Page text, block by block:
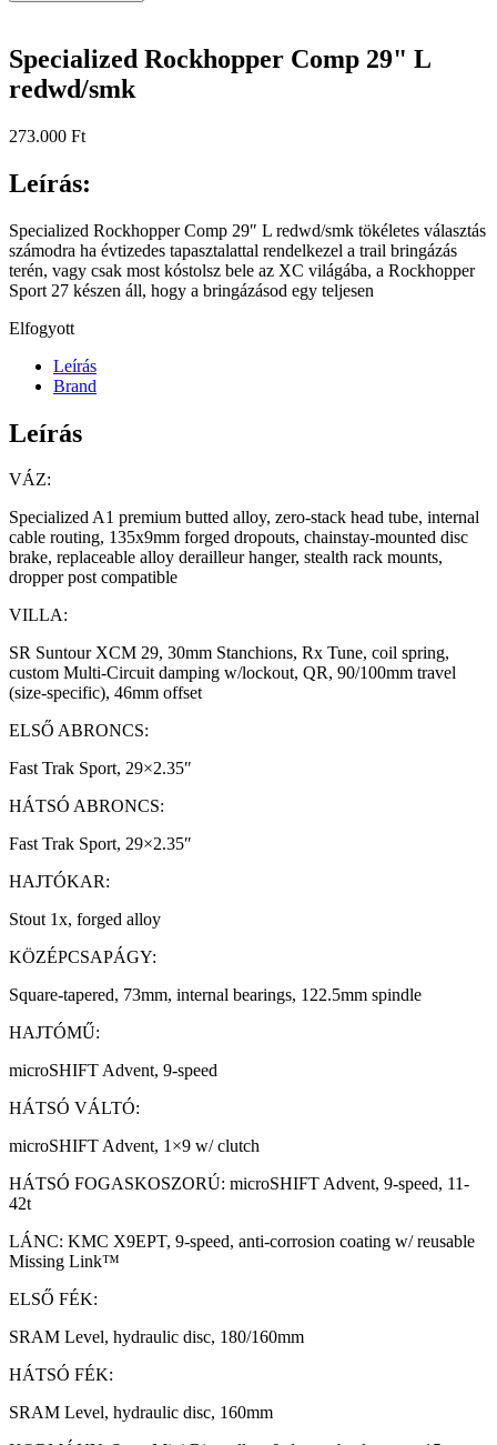
Specialized Rockhopper Comp 29" L
redwd/smk
273.000 Ft
Leírás:
Specialized Rockhopper Comp 29″ L redwd/smk tökéletes választás
számodra ha évtizedes tapasztalattal rendelkezel a trail bringázás
terén, vagy csak most kóstolsz bele az XC világába, a Rockhopper
Sport 27 készen áll, hogy a bringázásod egy teljesen
Elfogyott
Leírás
Brand
Leírás
VÁZ:
Specialized A1 premium butted alloy, zero-stack head tube, internal
cable routing, 135x9mm forged dropouts, chainstay-mounted disc
brake, replaceable alloy derailleur hanger, stealth rack mounts,
dropper post compatible
VILLA:
SR Suntour XCM 29, 30mm Stanchions, Rx Tune, coil spring,
custom Multi-Circuit damping w/lockout, QR, 90/100mm travel
(size-specific), 46mm offset
ELSŐ ABRONCS:
Fast Trak Sport, 29×2.35″
HÁTSÓ ABRONCS:
Fast Trak Sport, 29×2.35″
HAJTÓKAR:
Stout 1x, forged alloy
KÖZÉPCSAPÁGY:
Square-tapered, 73mm, internal bearings, 122.5mm spindle
HAJTÓMŰ:
microSHIFT Advent, 9-speed
HÁTSÓ VÁLTÓ:
microSHIFT Advent, 1×9 w/ clutch
HÁTSÓ FOGASKOSZORÚ: microSHIFT Advent, 9-speed, 11-
42t
LÁNC: KMC X9EPT, 9-speed, anti-corrosion coating w/ reusable
Missing Link™
ELSŐ FÉK:
SRAM Level, hydraulic disc, 180/160mm
HÁTSÓ FÉK:
SRAM Level, hydraulic disc, 160mm